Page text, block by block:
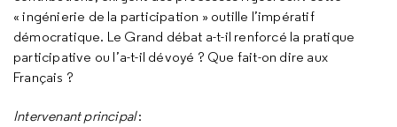
« ingénierie de la participation » outille l’impératif
démocratique. Le Grand débat a-t-il renforcé la pratique
participative ou l’a-t-il dévoyé ? Que fait-on dire aux
Français ?
Intervenant principal: